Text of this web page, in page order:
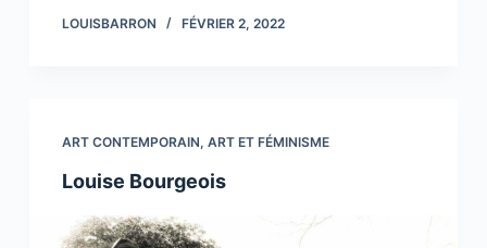
LOUISBARRON FÉVRIER 2, 2022
ART CONTEMPORAIN, ART ET FÉMINISME
Louise Bourgeois